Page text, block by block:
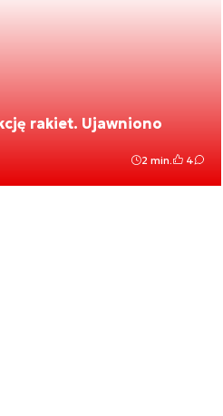
rakiet. Ujawniono
2 min. 4